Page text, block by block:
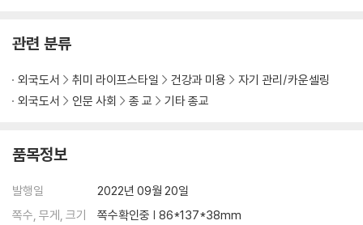
관련 분류
외국도서 취미 라이프스타일 건강과 미용
자기 관리/카운셀링
외국도서
인문 사회 종 교 기타 종교
품목정보
발행일
2022년 09월 20일
쪽수, 무게, 크기
쪽수확인중 | 86*137*38mm